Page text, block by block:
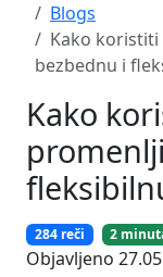
Blogs
Kako koristiti
bezbednu i
Kako
284 reči 2
Objavljeno